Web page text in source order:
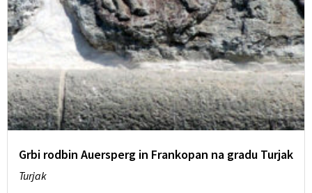
Grbi rodbin Auersperg in Frankopan na gradu Turjak
Turjak